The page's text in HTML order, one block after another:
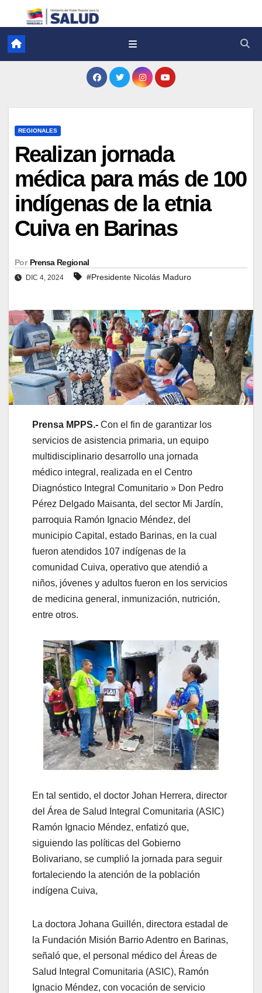
REGIONALES
Realizan jornada
médica para más de 100
indígenas de la etnia
Cuiva en Barinas
Por Prensa Regional
DIC 4, 2024 #Presidente Nicolás Maduro
Prensa MPPS.- Con el fin de garantizar los
servicios de asistencia primaria, un equipo
multidisciplinario desarrollo una jornada
médico integral, realizada en el Centro
Diagnóstico Integral Comunitario » Don Pedro
Pérez Delgado Maisanta, del sector Mi Jardín,
parroquia Ramón Ignacio Méndez, del
municipio Capital, estado Barinas, en la cual
fueron atendidos 107 indígenas de la
comunidad Cuiva, operativo que atendió a
niños, jóvenes y adultos fueron en los servicios
de medicina general, inmunización, nutrición,
entre otros.
En tal sentido, el doctor Johan Herrera, director
del Área de Salud Integral Comunitaria (ASIC)
Ramón Ignacio Méndez, enfatizó que,
siguiendo las políticas del Gobierno
Bolivariano, se cumplió la jornada para seguir
fortaleciendo la atención de la población
indígena Cuiva,
La doctora Johana Guillén, directora estadal de
la Fundación Misión Barrio Adentro en Barinas,
señaló que, el personal médico del Áreas de
Salud Integral Comunitaria (ASIC), Ramón
Ignacio Méndez, con vocación de servicio